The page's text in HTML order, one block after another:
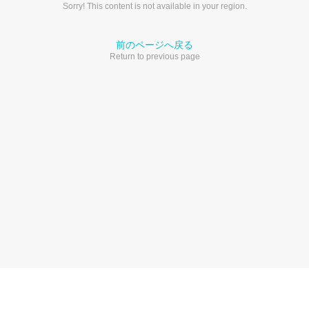
Sorry! This content is not available in your region.
前のページへ戻る
Return to previous page